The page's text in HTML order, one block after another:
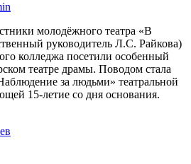
молодёжного театра «В
руководитель Л.С. Райкова)
колледжа посетили особенный
театре драмы. Поводом стала
за людьми» театральной
15-летие со дня основания.